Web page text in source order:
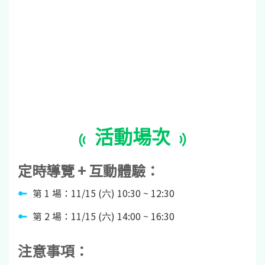
活動場次
定時導覽 + 互動體驗：
第 1 場：11/15 (六) 10:30 ~ 12:30
第 2 場：11/15 (六) 14:00 ~ 16:30
注意事項：